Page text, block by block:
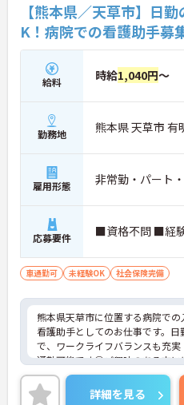
【熊本県／天草市】日
K！病院での看護助手募
給料 時給1,040円～
勤務地 熊本県 天草市 有
雇用形態 非常勤・パート
応募要件 ■資格不問 ■経
車通勤可 未経験OK 社会保険完備
熊本県天草市に位置する病院での
看護助手としてのお仕事です。日
で、ワークライフバランスも充実
通勤可能です◎ご興味のある方に
ントなど、さらに詳細をご案内
ご相談ください！詳細を見る